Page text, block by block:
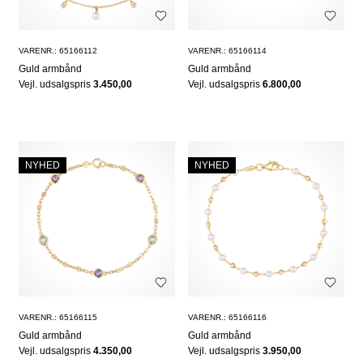
VARENR.: 65166112
Guld armbånd
Vejl. udsalgspris 3.450,00
VARENR.: 65166114
Guld armbånd
Vejl. udsalgspris6.800,00
NYHED
VARENR.: 65166115
Guld armbånd
Vejl. udsalgspris 4.350,00
NYHED
VARENR.: 65166116
Guld armbånd
Vejl. udsalgspris3.950,00